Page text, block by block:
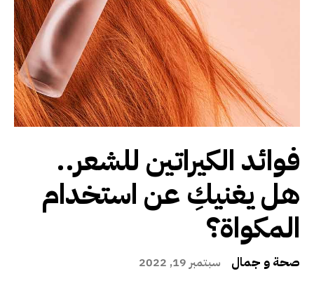
فوائد الكيراتين للشعر..
هل يغنيكِ عن استخدام
المكواة؟
صحة و جمال سبتمبر 19, 2022